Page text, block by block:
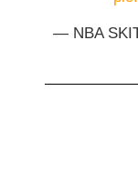
— NBA